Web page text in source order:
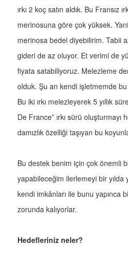
ırkı 2 koç satın aldık. Bu Fransız
merinosuna göre çok yüksek.
merinosa bedel diyebilirim. Tabii
gideri de az oluyor. Et verimi de
fiyata satabiliyoruz. Melezleme
olduk. Şu an kendi işletmemde
Bu iki ırkı melezleyerek 5 yıllık
De France” ırkı sürü oluşturmayı
damızlık özelliği taşıyan bu
Bu destek benim için çok önemli
yapabileceğim ilerlemeyi bir yılda
kendi imkânları ile bunu yapınca
zorunda kalıyorlar.
Hedefleriniz neler?